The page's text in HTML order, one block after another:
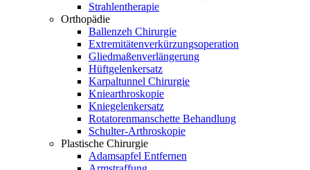
Strahlentherapie
Orthopädie
Ballenzeh Chirurgie
Extremitätenverkürzungsoperation
Gliedmaßenverlängerung
Hüftgelenkersatz
Karpaltunnel Chirurgie
Kniearthroskopie
Kniegelenkersatz
Rotatorenmanschette Behandlung
Schulter-Arthroskopie
Plastische Chirurgie
Adamsapfel Entfernen